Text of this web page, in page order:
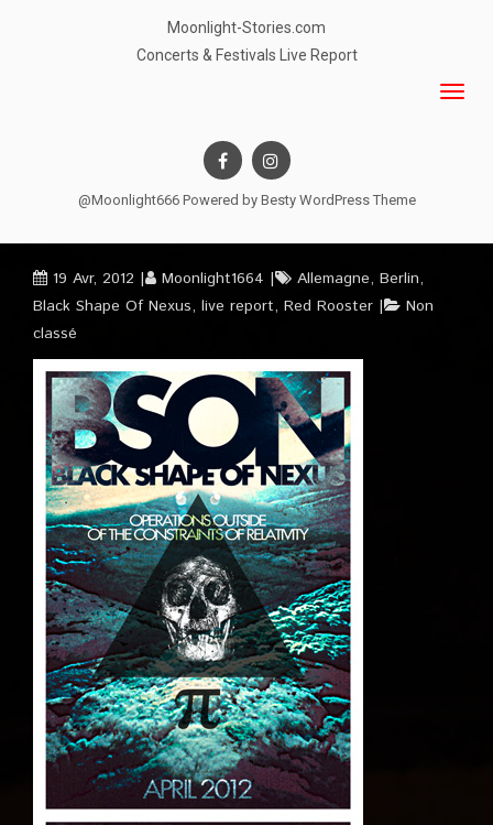
Moonlight-Stories.com
Concerts & Festivals Live Report
@Moonlight666 Powered by Besty WordPress Theme
19 Avr, 2012 Moonlight1664 Allemagne, Berlin,
Black Shape Of Nexus, live report, Red Rooster
Non
classé